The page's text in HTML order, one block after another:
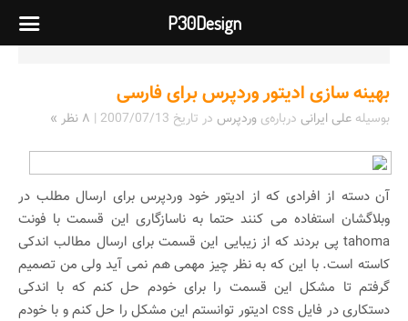
بهینه سازی ادیتور وردپرس برای فارسی
بوسیله علی ایرانی درباره‌ی وردپرس در تاریخ 2007/07/13
| ۸ نظر »
آن دسته از افرادی که از ادیتور خود وردپرس برای ارسال مطلب در
وبلاگشان استفاده می کنند حتما به ناسازگاری این قسمت با فونت
tahoma پی بردند که از زیبایی این قسمت برای ارسال مطالب اندکی
کاسته است. با این که به نظر چیز مهمی هم نمی آید ولی من تصمیم
گرفتم تا مشکل این قسمت را برای خودم حل کنم که با اندکی
دستکاری در فایل css ادیتور توانستم این مشکل را حل کنم و با خودم
P30Design